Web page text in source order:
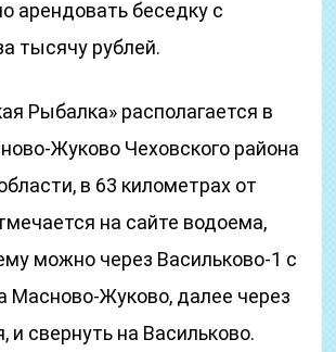
арендовать беседку с
тысячу рублей.
Рыбалка» располагается в
Жуково Чеховского района
в 63 километрах от
на сайте водоема,
можно через Васильково-1 с
Масново-Жуково, далее через
и свернуть на Васильково.